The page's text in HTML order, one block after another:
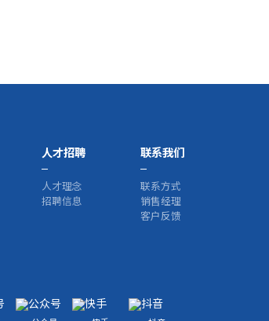
人才招聘
人才理念
招聘信息
联系我们
联系方式
销售经理
客户反馈